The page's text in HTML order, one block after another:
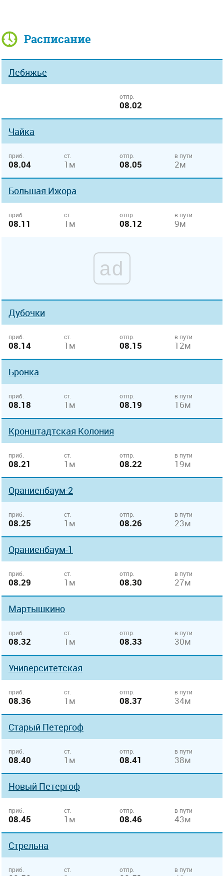
Расписание
Лебяжье
отпр.
08.02
Чайка
приб.
08.04
ст.
1м
отпр.
08.05
в пути
2м
Большая Ижора
приб.
08.11
ст.
1м
отпр.
08.12
в пути
9м
ad
Дубочки
приб.
08.14
ст.
1м
отпр.
08.15
в пути
12м
Бронка
приб.
08.18
ст.
1м
отпр.
08.19
в пути
16м
Кронштадтская Колония
приб.
08.21
ст.
1м
отпр.
08.22
в пути
19м
Ораниенбаум-2
приб.
08.25
ст.
1м
отпр.
08.26
в пути
23м
Ораниенбаум-1
приб.
08.29
ст.
1м
отпр.
08.30
в пути
27м
Мартышкино
приб.
08.32
ст.
1м
отпр.
08.33
в пути
30м
Университетская
приб.
08.36
ст.
1м
отпр.
08.37
в пути
34м
Старый Петергоф
приб.
08.40
ст.
1м
отпр.
08.41
в пути
38м
Новый Петергоф
приб.
08.45
ст.
1м
отпр.
08.46
в пути
43м
Стрельна
приб. ст. отпр. в пути